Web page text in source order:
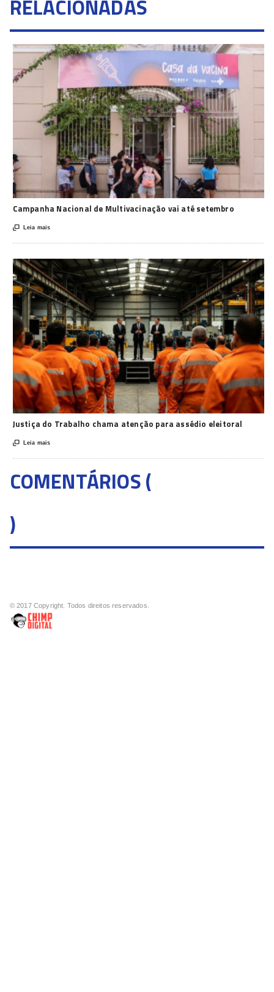
RELACIONADAS
Campanha Nacional de Multivacinação vai até setembro
 Leia mais
Justiça do Trabalho chama atenção para assédio eleitoral
 Leia mais
COMENTÁRIOS (
)
© 2017 Copyright. Todos direitos reservados.